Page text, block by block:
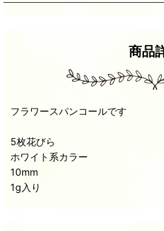
商品
フラワースパンコールです
5枚花びら
ホワイト系カラー
10mm
1g入り